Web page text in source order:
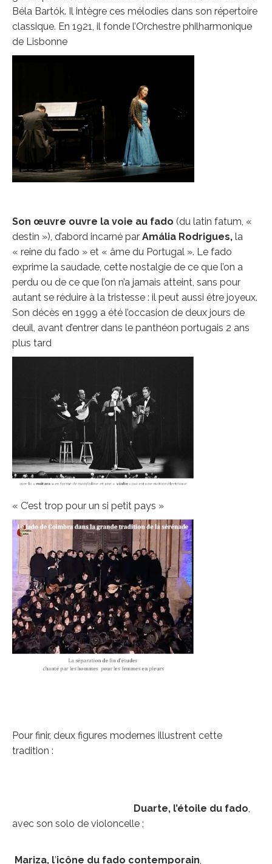
Béla Bartók. Il intègre ces mélodies dans son répertoire
classique. En 1921, il fonde l’Orchestre philharmonique
de Lisbonne
Son œuvre ouvre la voie au fado (du latin fatum, «
destin »), d’abord incarné par Amália Rodrigues, la
« reine du fado » et « âme du Portugal ». Le fado
exprime la saudade, cette nostalgie de ce que l’on a
perdu ou de ce que l’on n’a jamais atteint, sans pour
autant se réduire à la tristesse : il peut aussi être joyeux.
Son décès en 1999 a été l’occasion de deux jours de
deuil, avant d’entrer dans le panthéon portugais 2 ans
plus tard
« C’est trop pour un si petit pays »
Pour finir, deux figures modernes illustrent cette
tradition :
Duarte, l’étoile du fado,
avec son solo de violoncelle ;
Mariza, l’icône du fado contemporain,